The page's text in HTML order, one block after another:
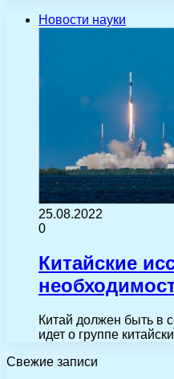
Новости науки
25.08.2022
0
Китайские
Китай должен быть в
идет о группе
Свежие записи